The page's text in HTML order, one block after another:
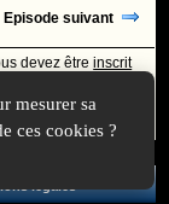
Episode suivant
devez êtreinscrit
12/2019 à 14:31
mesurer sa
ces cookies ?